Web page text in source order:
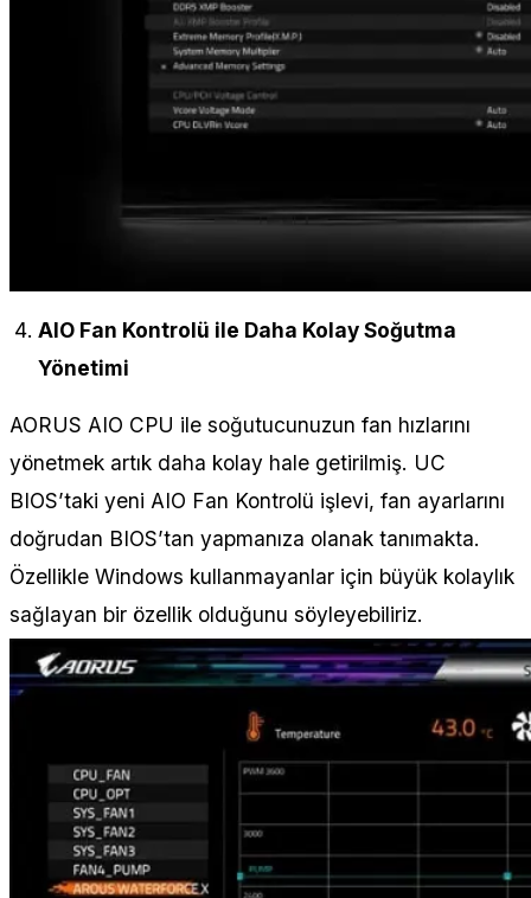
AIO Fan Kontrolü ile Daha Kolay Soğutma
Yönetimi
AORUS AIO CPU ile soğutucunuzun fan hızlarını
yönetmek artık daha kolay hale getirilmiş. UC
BIOS’taki yeni AIO Fan Kontrolü işlevi, fan ayarlarını
doğrudan BIOS’tan yapmanıza olanak tanımakta.
Özellikle Windows kullanmayanlar için büyük kolaylık
sağlayan bir özellik olduğunu söyleyebiliriz.